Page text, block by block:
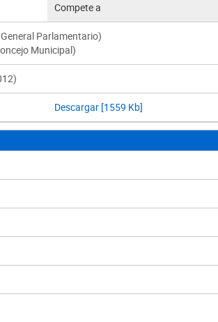
Compete a
Parlamentario)
Municipal)
Descargar [1559 Kb]